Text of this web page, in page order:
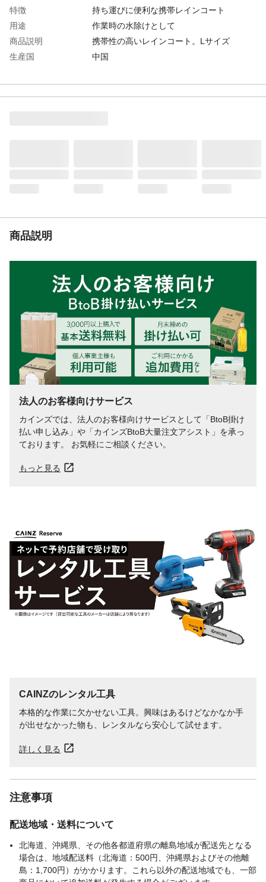
特徴
持ち運びに便利な携帯レインコート
用途
作業時の水除けとして
商品説明
携帯性の高いレインコート。Lサイズ
生産国
中国
重量
177g
商品説明
法人のお客様向けサービス
カインズでは、法人のお客様向けサービスとして「BtoB掛け
払い申し込み」や「カインズBtoB大量注文アシスト」を承っ
ております。 お気軽にご相談ください。
もっと見る
CAINZのレンタル工具
本格的な作業に欠かせない工具。興味はあるけどなかなか手
が出せなかった物も、レンタルなら安心して試せます。
詳しく見る
注意事項
配送地域・送料について
北海道、沖縄県、その他各都道府県の離島地域が配送先となる
場合は、地域配送料（北海道：500円、沖縄県およびその他離
島：1,700円）がかかります。これら以外の配送地域でも、一部